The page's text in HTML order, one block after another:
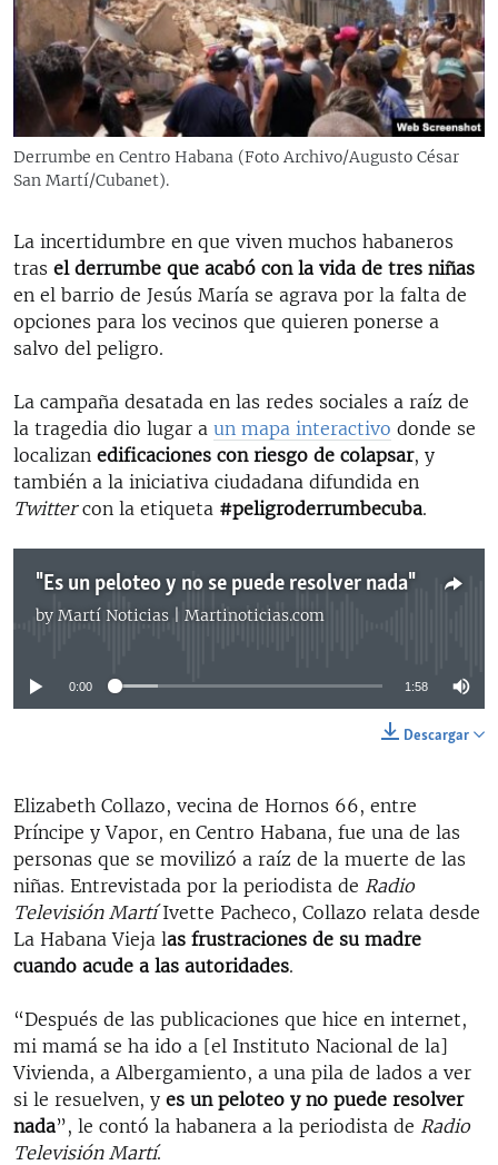
RADIO MARTÍ
ESPECIALES
ESPECIALES
LA REALIDAD DE LA VIVIENDA EN CUBA
SER VIEJO EN CUBA
LOS SANTOS DE HIALEAH
DESINFORMACIÓN RUSA EN AMÉRICA LATINA
LA INVASIÓN DE RUSIA A UCRANIA
MULTIMEDIA
EDITORIALES
Derrumbe en Centro Habana (Foto Archivo/Augusto César
San Martí/Cubanet).
La incertidumbre en que viven muchos habaneros
tras el derrumbe que acabó con la vida de tres niñas
en el barrio de Jesús María se agrava por la falta de
opciones para los vecinos que quieren ponerse a
salvo del peligro.
La campaña desatada en las redes sociales a raíz de
la tragedia dio lugar a un mapa interactivo donde se
localizan edificaciones con riesgo de colapsar, y
también a la iniciativa ciudadana difundida en
Twittercon la etiqueta #peligroderrumbecuba.
"Es un peloteo y no se puede resolver nada"
by Martí Noticias | Martinoticias.com
No media source currently available
0:00 1:58
Descargar
Elizabeth Collazo, vecina de Hornos 66, entre
Príncipe y Vapor, en Centro Habana, fue una de las
personas que se movilizó a raíz de la muerte de las
niñas. Entrevistada por la periodista de Radio
Televisión MartíIvette Pacheco, Collazo relata desde
La Habana Vieja las frustraciones de su madre
cuando acude a las autoridades.
“Después de las publicaciones que hice en internet,
mi mamá se ha ido a [el Instituto Nacional de la]
Vivienda, a Albergamiento, a una pila de lados a ver
si le resuelven, y es un peloteo y no puede resolver
nada”, le contó la habanera a la periodista de Radio
Televisión Martí.